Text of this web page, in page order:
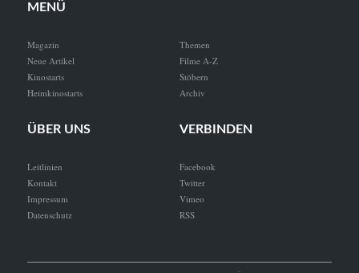
MENÜ
Magazin
Neue Artikel
Kinostarts
Heimkinostarts
Themen
Filme A-Z
Stöbern
Archiv
ÜBER UNS
Leitlinien
Kontakt
Impressum
Datenschutz
VERBINDEN
Facebook
Twitter
Vimeo
RSS